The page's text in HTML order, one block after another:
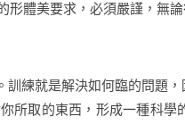
體美要求，必須嚴謹，無
練就是解決如何臨的問題
所取的東西，形成一種科